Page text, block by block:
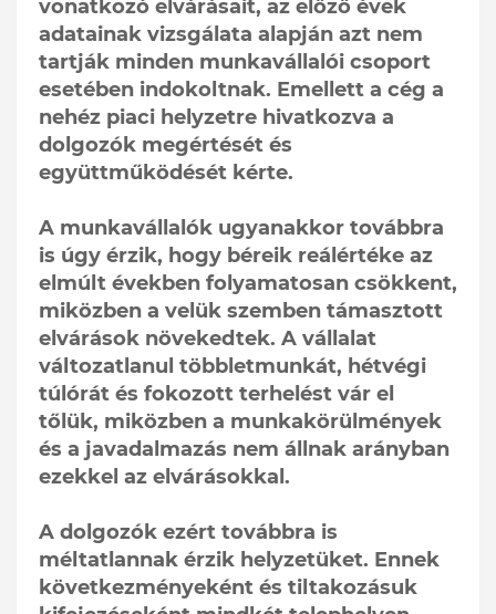
vonatkozó elvárásait, az előző évek
adatainak vizsgálata alapján azt nem
tartják minden munkavállalói csoport
esetében indokoltnak. Emellett a cég a
nehéz piaci helyzetre hivatkozva a
dolgozók megértését és
együttműködését kérte.
A munkavállalók ugyanakkor továbbra
is úgy érzik, hogy béreik reálértéke az
elmúlt években folyamatosan csökkent,
miközben a velük szemben támasztott
elvárások növekedtek. A vállalat
változatlanul többletmunkát, hétvégi
túlórát és fokozott terhelést vár el
tőlük, miközben a munkakörülmények
és a javadalmazás nem állnak arányban
ezekkel az elvárásokkal.
A dolgozók ezért továbbra is
méltatlannak érzik helyzetüket. Ennek
következményeként és tiltakozásuk